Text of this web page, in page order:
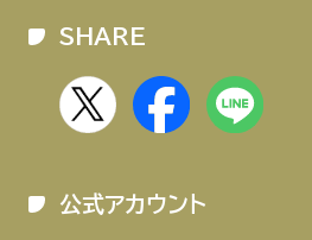
SHARE
公式アカウント